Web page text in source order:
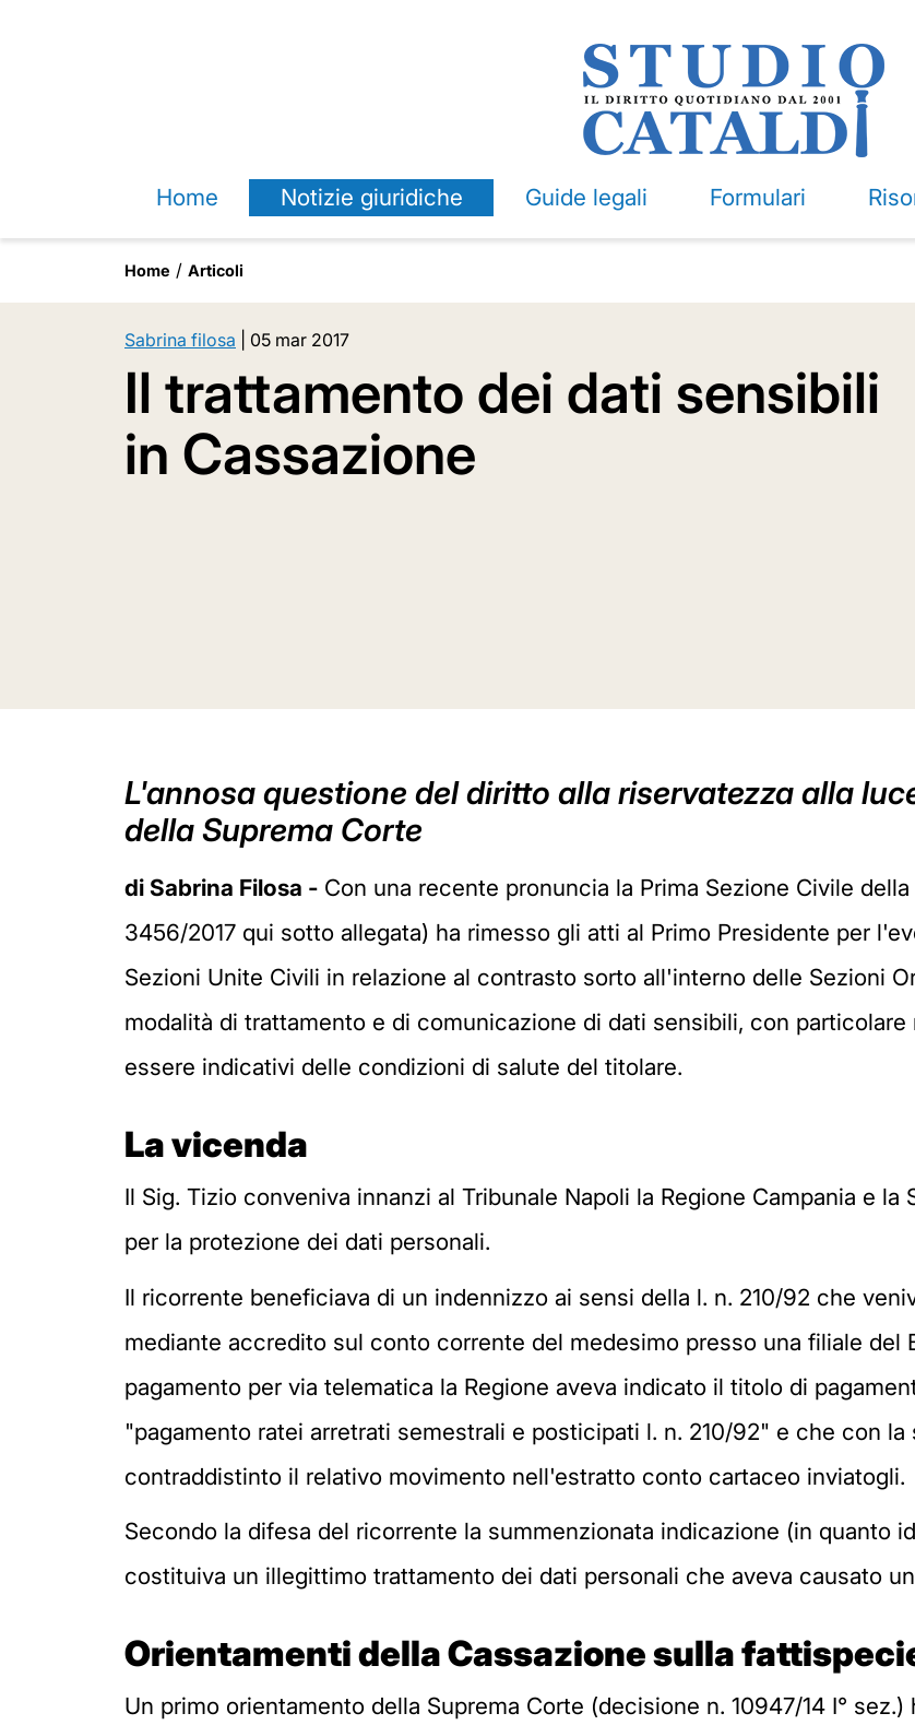
Home Notizie giuridiche Guide legali Formulari
Home Articoli
Sabrina filosa 05 mar 2017
Il trattamento dei dati sensibili
in Cassazione
L'annosa questione del diritto alla riservatezza alla
della Suprema Corte
di Sabrina Filosa - Con una recente pronuncia la Prima Sezione Civile
3456/2017 qui sotto allegata) ha rimesso gli atti al Primo Presidente per
Sezioni Unite Civili in relazione al contrasto sorto all'interno delle Sezioni
modalità di trattamento e di comunicazione di dati sensibili, con
essere indicativi delle condizioni di salute del titolare.
La vicenda
Il Sig. Tizio conveniva innanzi al Tribunale Napoli la Regione Campania e la
per la protezione dei dati personali.
Il ricorrente beneficiava di un indennizzo ai sensi della l. n. 210/92 che
mediante accredito sul conto corrente del medesimo presso una filiale del
pagamento per via telematica la Regione aveva indicato il titolo di
"pagamento ratei arretrati semestrali e posticipati l. n. 210/92" e che con la
contraddistinto il relativo movimento nell'estratto conto cartaceo inviatogli.
Secondo la difesa del ricorrente la summenzionata indicazione (in quanto
costituiva un illegittimo trattamento dei dati personali che aveva causato
Orientamenti della Cassazione sulla
Un primo orientamento della Suprema Corte (decisione n. 10947/14 I°